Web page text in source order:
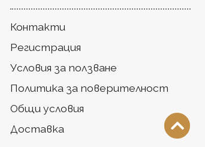
Контакти
Регистрация
Условия за ползване
Политика за поверителност
Общи условия
Доставка